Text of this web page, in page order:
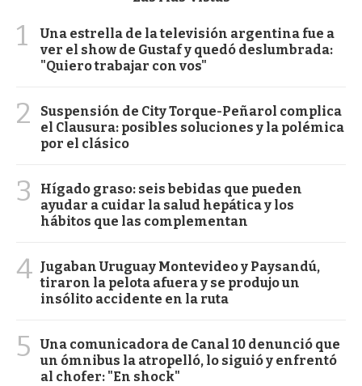
1
Una estrella de la televisión argentina fue a
ver el show de Gustaf y quedó deslumbrada:
"Quiero trabajar con vos"
2
Suspensión de City Torque-Peñarol complica
el Clausura: posibles soluciones y la polémica
por el clásico
3
Hígado graso: seis bebidas que pueden
ayudar a cuidar la salud hepática y los
hábitos que las complementan
4 Jugaban Uruguay Montevideo y Paysandú,
tiraron la pelota afuera y se produjo un
insólito accidente en la ruta
5
Una comunicadora de Canal 10 denunció que
un ómnibus la atropelló, lo siguió y enfrentó
al chofer: "En shock"